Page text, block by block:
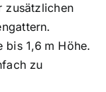
zusätzlichen
bis 1,6 m Höhe.
zu